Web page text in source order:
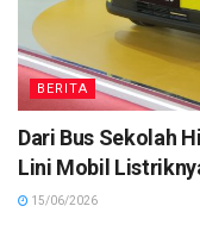
BERITA
Dari Bus Sekolah
Lini Mobil
15/06/2026